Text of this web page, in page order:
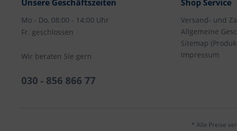
Unsere Geschäftszeiten
Mo - Do, 08:00 - 14:00 Uhr
Fr. geschlossen
Wir beraten Sie gern
030 - 856 866 77
Shop Service
Versand- und
Allgemeine
Sitemap
Impressum
* Alle Preise